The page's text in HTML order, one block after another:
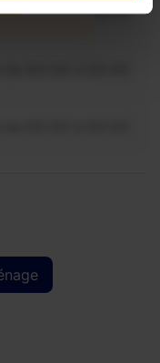
de 00:00 à 00:00